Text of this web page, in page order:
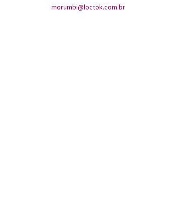
morumbi@loctok.com.br